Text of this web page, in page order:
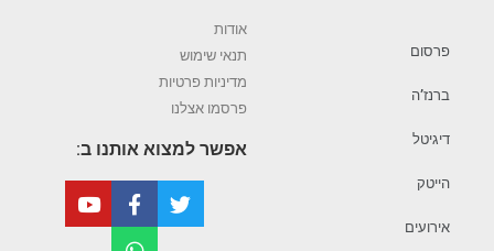
פרסום
ברנז’ה
דיגיטל
הייטק
אירועים
אודות
תנאי שימוש
מדיניות פרטיות
פרסמו אצלנו
אפשר למצוא אותנו ב: